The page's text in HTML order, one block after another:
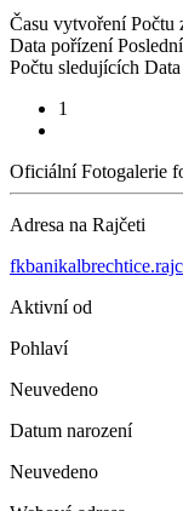
Času vytvoření Počtu
Data pořízení
Počtu sledujících
1
Oficiální Fotogalerie
Adresa na Rajčeti
Aktivní od
Pohlaví
Neuvedeno
Datum narození
Neuvedeno